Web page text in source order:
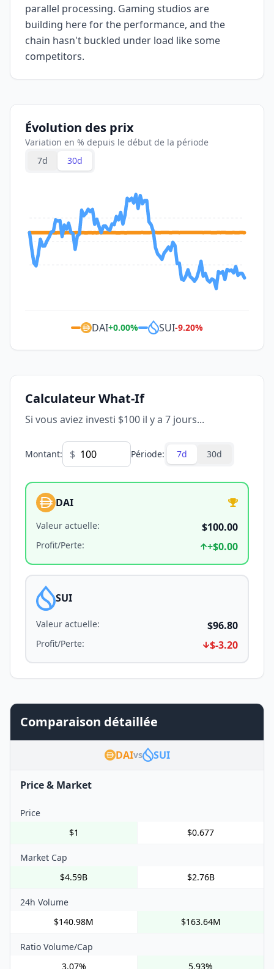
parallel processing. Gaming studios are
building here for the performance, and the
chain hasn't buckled under load like some
competitors.
Évolution des prix
Variation en % depuis le début de la période
7d
30d
DAI+0.00% SUI-9.20%
Calculateur What-If
Si vous aviez investi $100 il y a 7 jours...
Montant: $ Période: 7d 30d
DAI
Valeur actuelle: $100.00
Profit/Perte: +$0.00
SUI
Valeur actuelle: $96.80
Profit/Perte: $-3.20
Comparaison détaillée
DAIvs SUI
Price & Market
Price
$1
$0.677
Market Cap
$4.59B
$2.76B
24h Volume
$140.98M
$163.64M
Ratio Volume/Cap
3.07%
5.93%